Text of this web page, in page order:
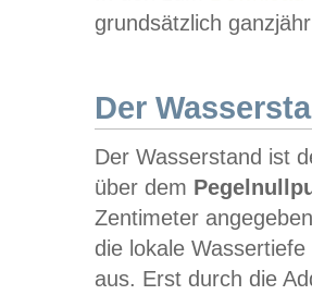
grundsätzlich
Der
Der Wasserstand ist
über dem
Zentimeter
die lokale
aus. Erst durch die